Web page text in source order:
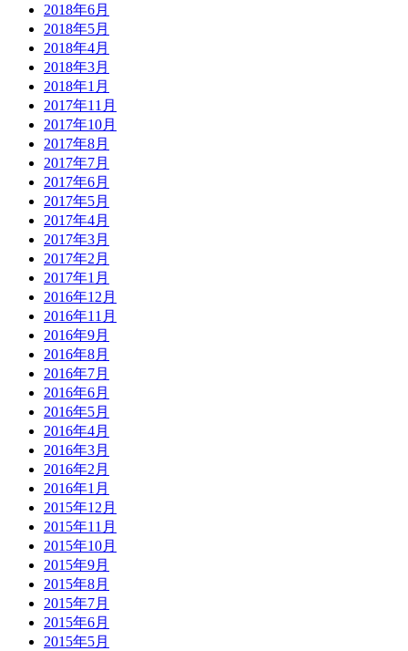
2018年6月
2018年5月
2018年4月
2018年3月
2018年1月
2017年11月
2017年10月
2017年8月
2017年7月
2017年6月
2017年5月
2017年4月
2017年3月
2017年2月
2017年1月
2016年12月
2016年11月
2016年9月
2016年8月
2016年7月
2016年6月
2016年5月
2016年4月
2016年3月
2016年2月
2016年1月
2015年12月
2015年11月
2015年10月
2015年9月
2015年8月
2015年7月
2015年6月
2015年5月